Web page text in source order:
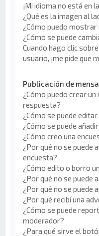
¡Mi idioma no está en
¿Qué es la imagen al
¿Cómo puedo mostrar
¿Cómo se puede
Cuando hago clic
usuario, ¡me pide que
Publicación de
¿Cómo puedo crear
respuesta?
¿Cómo se puede
¿Cómo se puede
¿Cómo creo una
¿Por qué no se puede
encuesta?
¿Cómo edito o borro
¿Por qué no se puede
¿Por qué no se puede
¿Por qué recibí una
¿Cómo se puede
moderador?
¿Para qué sirve el